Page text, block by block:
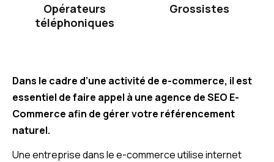
Opérateurs
téléphoniques
Grossistes
Dans le cadre d’une activité de e-commerce, il est
essentiel de faire appel à une agence de SEO E-
Commerce afin de gérer votre référencement
naturel.
Une entreprise dans le e-commerce utilise internet